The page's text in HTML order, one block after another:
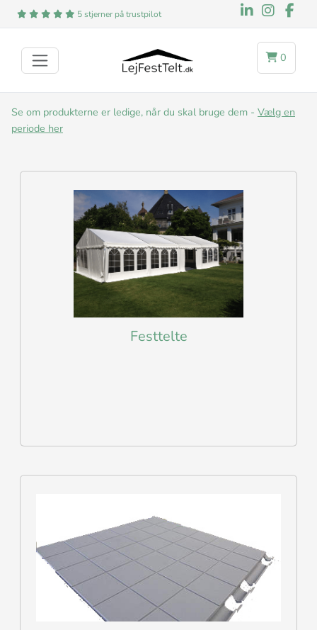
5 stjerner på trustpilot
0
Se om produkterne er ledige, når du skal bruge dem - Vælg en
periode her
Festtelte